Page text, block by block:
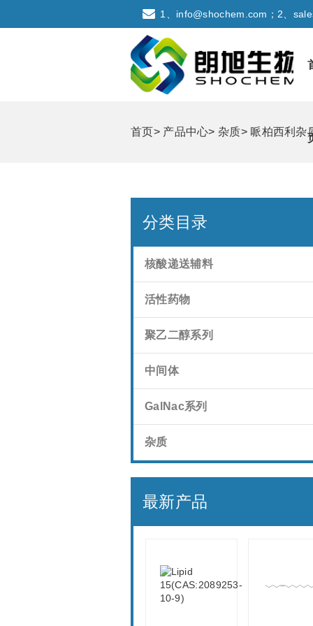
1、info@shochem.com；2、
首页> 产品中心>杂质> 哌柏西利杂
分类目录
核酸递送辅料
活性药物
聚乙二醇系列
中间体
GalNac系列
杂质
最新产品